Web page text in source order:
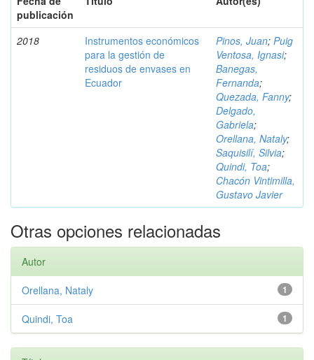
publicación
2018
Instrumentos económicos
para la gestión de
residuos de envases en
Ecuador
Pinos, Juan; Puig
Ventosa, Ignasi;
Banegas,
Fernanda;
Quezada, Fanny;
Delgado,
Gabriela;
Orellana, Nataly;
Saquisilí, Silvia;
Quindi, Toa;
Chacón Vintimilla,
Gustavo Javier
Otras opciones relacionadas
Autor
1
Orellana, Nataly
1
Quindi, Toa